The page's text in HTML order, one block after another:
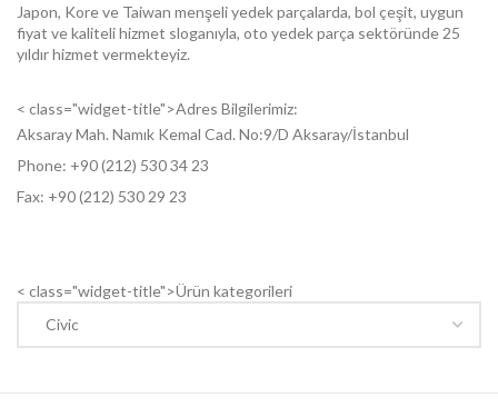
Japon, Kore ve Taiwan menşeli yedek parçalarda, bol çeşit, uygun
fiyat ve kaliteli hizmet sloganıyla, oto yedek parça sektöründe 25
yıldır hizmet vermekteyiz.
< class="widget-title">Adres Bilgilerimiz:
Aksaray Mah. Namık Kemal Cad. No:9/D Aksaray/İstanbul
Phone: +90 (212) 530 34 23
Fax: +90 (212) 530 29 23
< class="widget-title">Ürün kategorileri